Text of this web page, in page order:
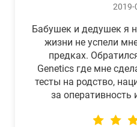
2019-
Бабушек и дедушек я
жизни не успели
предках.
Genetics где мне
тесты на родство,
за оперативность